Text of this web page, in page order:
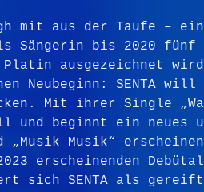
mit aus der Taufe –
Sängerin bis 2020
Platin ausgezeichnet
Neubeginn: SENTA
Mit ihrer Single
beginnt ein neues
„Musik Musik“
erscheinenden
sich SENTA als